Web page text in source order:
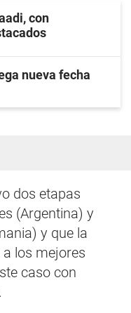
con
nueva fecha
dos etapas
(Argentina) y
y que la
los mejores
caso con